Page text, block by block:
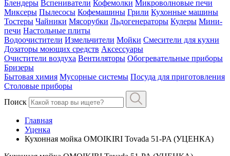
Блендеры Вспениватели Кофемолки Микроволновые печи
Миксеры Пылесосы Кофемашины Грили Кухонные машины
Тостеры Чайники Мясорубки Льдогенераторы Кулеры Мини-
печи Настольные плиты
Водоочистители Измельчители Мойки Смесители для кухни
Дозаторы моющих средств Аксессуары
Очистители воздуха Вентиляторы Обогревательные приборы
Бризеры
Бытовая химия Мусорные системы Посуда для приготовления
Столовые приборы
Поиск
Главная
Уценка
Кухонная мойка OMOIKIRI Tovada 51-PA (УЦЕНКА)